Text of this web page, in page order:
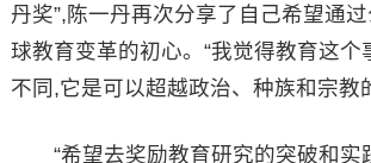
丹奖”,陈一丹再次分享了自己希望通
球教育变革的初心。“我觉得教育这个
不同,它是可以超越政治、种族和宗教
“希望去奖励教育研究的突破和实